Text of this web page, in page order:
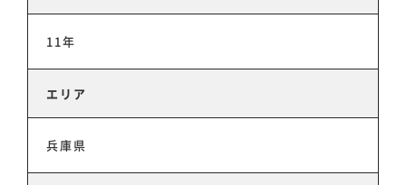
11年
エリア
兵庫県